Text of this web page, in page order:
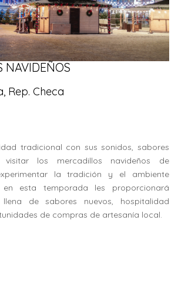
NAVIDEÑOS
Rep. Checa
tradicional con sus sonidos, sabores
los mercadillos navideños de
la tradición y el ambiente
esta temporada les proporcionará
llena de sabores nuevos, hospitalidad
de compras de artesanía local.